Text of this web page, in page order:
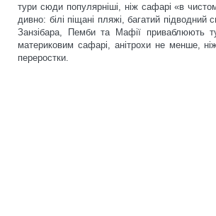
тури сюди популярніші, ніж сафарі «в
дивно: білі піщані пляжі, багатий підводний
Занзібара, Пемби та Мафії приваблюють
материковим сафарі, анітрохи не менше,
переростки.